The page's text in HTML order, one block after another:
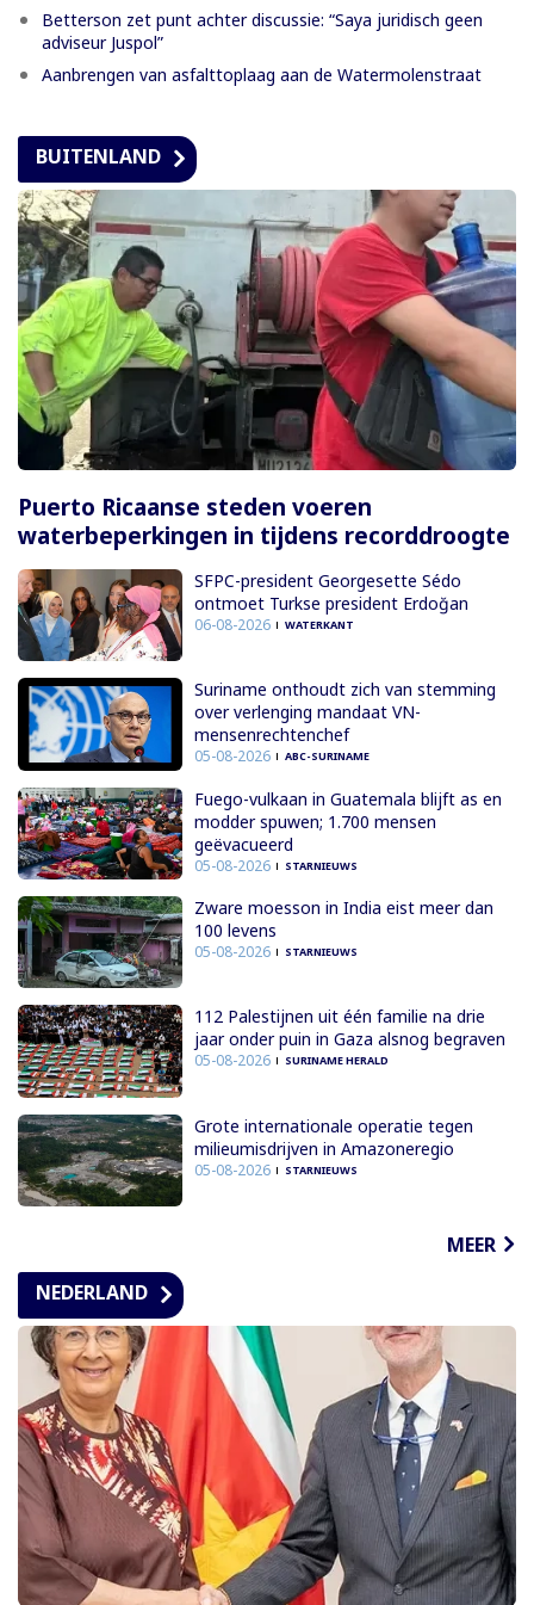
Betterson zet punt achter discussie: “Saya juridisch geen
adviseur Juspol”
Aanbrengen van asfalttoplaag aan de Watermolenstraat
BUITENLAND
Puerto Ricaanse steden voeren
waterbeperkingen in tijdens recorddroogte
SFPC-president Georgesette Sédo
ontmoet Turkse president Erdoğan
06-08-2026 WATERKANT
Suriname onthoudt zich van stemming
over verlenging mandaat VN-
mensenrechtenchef
05-08-2026 ABC-SURINAME
Fuego-vulkaan in Guatemala blijft as en
modder spuwen; 1.700 mensen
geëvacueerd
05-08-2026 STARNIEUWS
Zware moesson in India eist meer dan
100 levens
05-08-2026 STARNIEUWS
112 Palestijnen uit één familie na drie
jaar onder puin in Gaza alsnog begraven
05-08-2026 SURINAME HERALD
Grote internationale operatie tegen
milieumisdrijven in Amazoneregio
05-08-2026 STARNIEUWS
MEER
NEDERLAND